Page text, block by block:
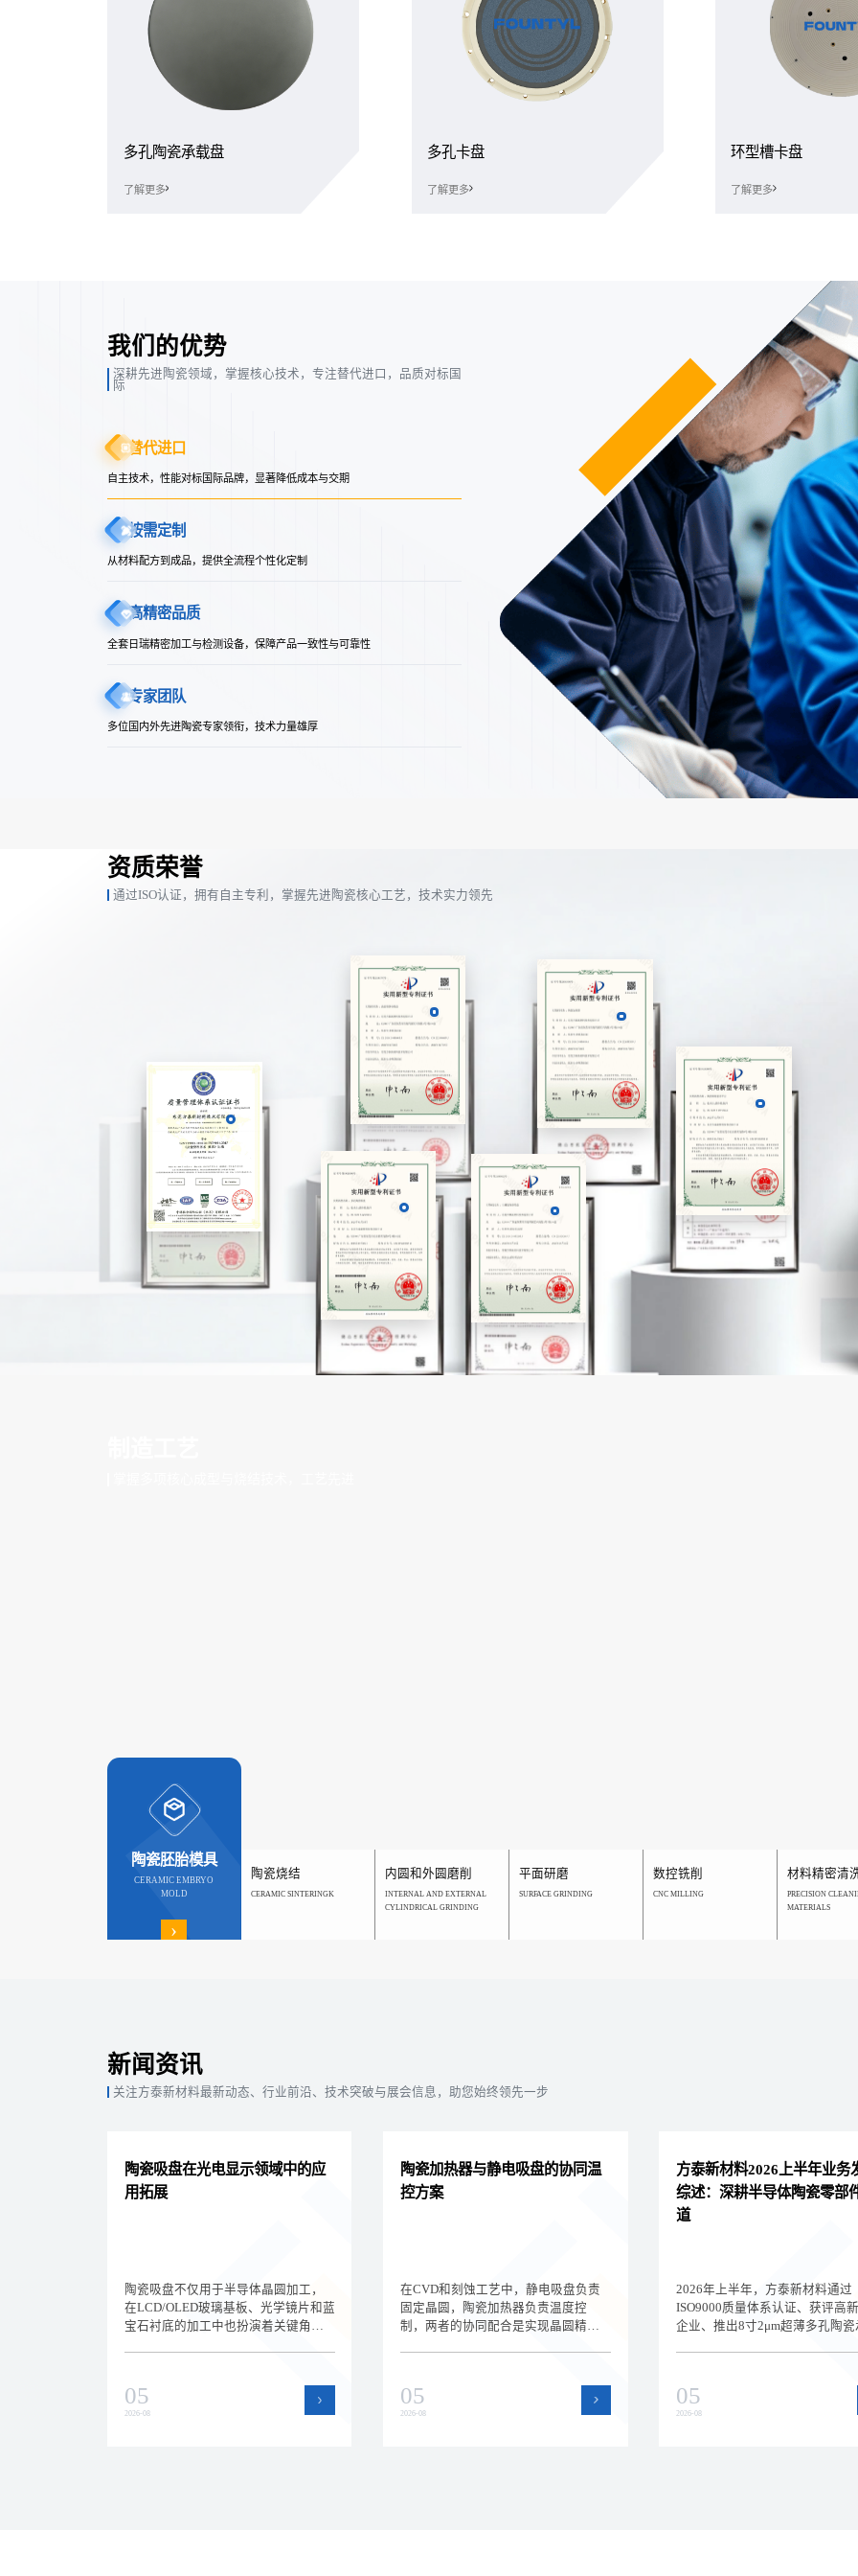
多孔陶瓷承载盘
了解更多
多孔卡盘
了解更多
环型槽卡盘
了解更多
我们的优势
深耕先进陶瓷领域，掌握核心技术，专注替代进口，品质对标国
际
替代进口
自主技术，性能对标国际品牌，显著降低成本与交期
按需定制
从材料配方到成品，提供全流程个性化定制
高精密品质
全套日瑞精密加工与检测设备，保障产品一致性与可靠性
专家团队
多位国内外先进陶瓷专家领衔，技术力量雄厚
资质荣誉
通过ISO认证，拥有自主专利，掌握先进陶瓷核心工艺，技术实力领先
陶瓷胚胎模具
CERAMIC EMBRYO
MOLD
›
陶瓷烧结
CERAMIC SINTERINGK
内圆和外圆磨削
INTERNAL AND EXTERNAL
CYLINDRICAL GRINDING
平面研磨
SURFACE GRINDING
数控铣削
CNC MILLING
材料精密清
PRECISION
MATERIALS
新闻资讯
关注方泰新材料最新动态、行业前沿、技术突破与展会信息，助您始终领先一步
陶瓷吸盘在光电显示领域中的应
用拓展
陶瓷吸盘不仅用于半导体晶圆加工，
在LCD/OLED玻璃基板、光学镜片和蓝
宝石衬底的加工中也扮演着关键角
05
2026-08
陶瓷加热器与静电吸盘的协同温
控方案
在CVD和刻蚀工艺中，静电吸盘负责
固定晶圆，陶瓷加热器负责温度控
制，两者的协同配合是实现晶圆精密
效的晶圆温控系统。
05
2026-08
方泰新材料2026上半年业务
综述：深耕半导体陶瓷零部
道
2026年上半年，方泰新材料通过
ISO9000质量体系认证、获评高
企业、推出8寸2μm超薄多孔陶瓷
05
2026-08